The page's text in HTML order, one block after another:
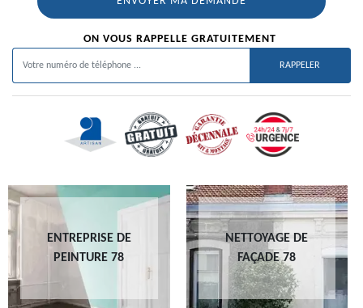
ON VOUS RAPPELLE GRATUITEMENT
ENTREPRISE DE
PEINTURE 78
NETTOYAGE DE
FAÇADE 78